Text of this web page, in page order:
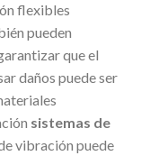
flexibles
pueden
que el
daños puede ser
sistemas de
vibración puede